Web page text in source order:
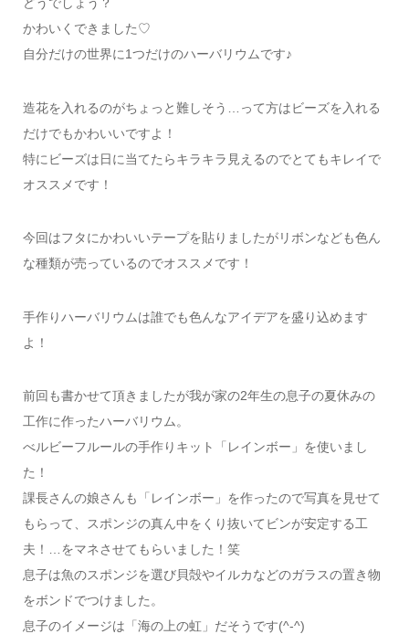
どうでしょう？
かわいくできました♡
自分だけの世界に1つだけのハーバリウムです♪
造花を入れるのがちょっと難しそう…って方はビーズを入れる
だけでもかわいいですよ！
特にビーズは日に当てたらキラキラ見えるのでとてもキレイで
オススメです！
今回はフタにかわいいテープを貼りましたがリボンなども色ん
な種類が売っているのでオススメです！
手作りハーバリウムは誰でも色んなアイデアを盛り込めます
よ！
前回も書かせて頂きましたが我が家の2年生の息子の夏休みの
工作に作ったハーバリウム。
べルビーフルールの手作りキット「レインボー」を使いまし
た！
課長さんの娘さんも「レインボー」を作ったので写真を見せて
もらって、スポンジの真ん中をくり抜いてビンが安定する工
夫！…をマネさせてもらいました！笑
息子は魚のスポンジを選び貝殻やイルカなどのガラスの置き物
をボンドでつけました。
息子のイメージは「海の上の虹」だそうです(^-^)